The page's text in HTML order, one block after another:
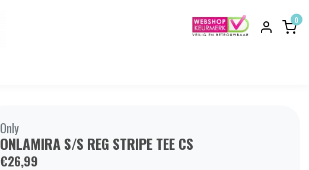
0
Only
ONLAMIRA S/S REG STRIPE TEE CS
€26,99